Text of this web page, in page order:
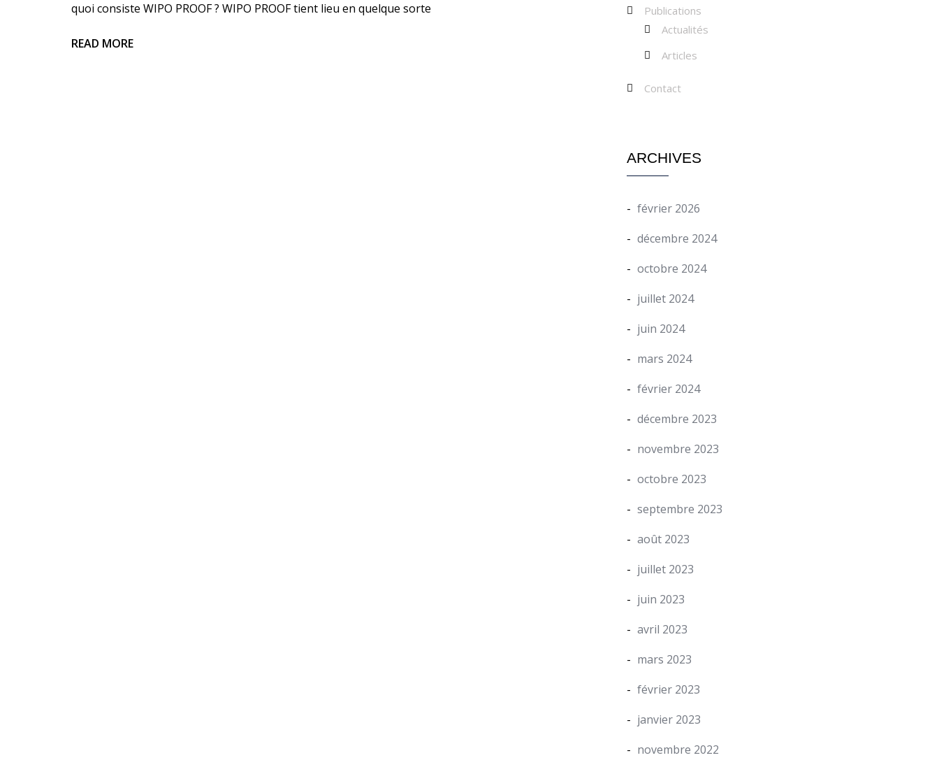
quoi consiste WIPO PROOF ? WIPO PROOF tient lieu en quelque sorte
READ MORE
Publications
Actualités
Articles
Contact
ARCHIVES
février 2026
décembre 2024
octobre 2024
juillet 2024
juin 2024
mars 2024
février 2024
décembre 2023
novembre 2023
octobre 2023
septembre 2023
août 2023
juillet 2023
juin 2023
avril 2023
mars 2023
février 2023
janvier 2023
novembre 2022